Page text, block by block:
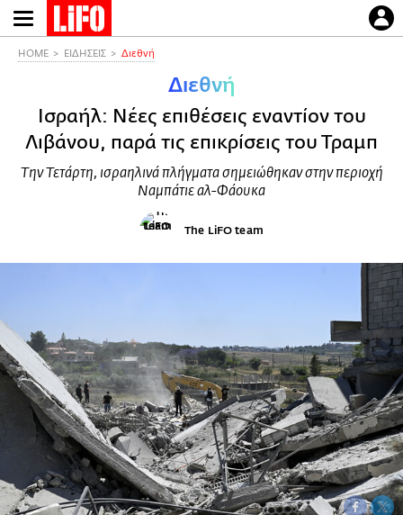
Παράκαμψη
προς
HOME ΕΙΔΗΣΕΙΣ Διεθνή
Διεθνή
Ισραήλ: Νέες επιθέσεις εναντίον του
Λιβάνου, παρά τις επικρίσεις του Τραμπ
Την Τετάρτη, ισραηλινά πλήγματα σημειώθηκαν στην περιοχή
Ναμπάτιε αλ-Φάουκα
The LiFO team